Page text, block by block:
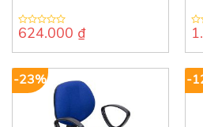
0
of
624.000 ₫
0
of
-23% -